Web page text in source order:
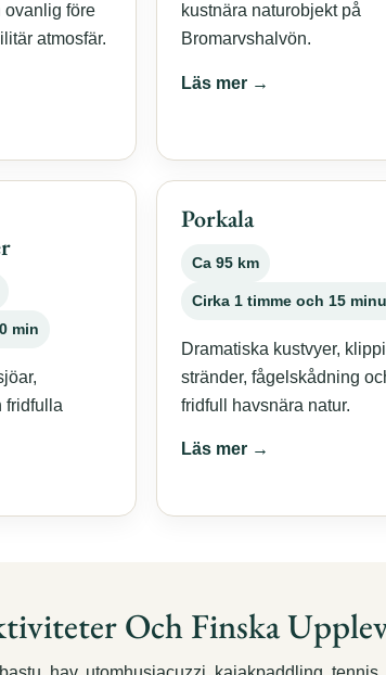
ovanlig före
atmosfär.
kustnära naturobjekt på
Bromarvshalvön.
Läs mer →
min
fridfulla
Porkala
Ca 95 km
Cirka 1 timme och 15
Dramatiska kustvyer,
stränder, fågelskådning
fridfull havsnära natur.
Läs mer →
Och Finska